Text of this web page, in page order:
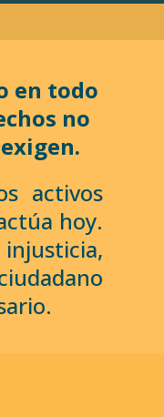
en todo
no
activos
hoy.
injusticia,